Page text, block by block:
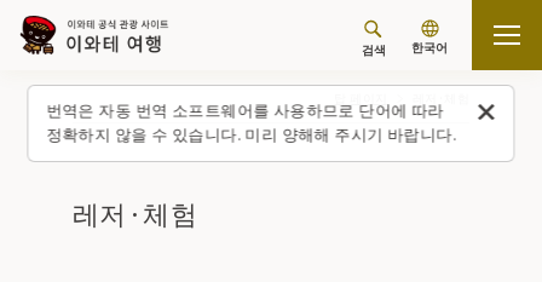
번역은 자동 번역 소프트웨어를 사용하므로 단어에 따라
정확하지 않을 수 있습니다. 미리 양해해 주시기 바랍니다.
검색 한국어
레저·체험